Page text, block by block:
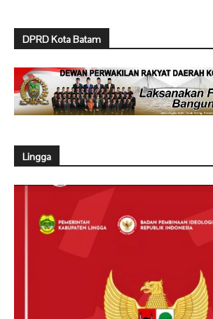
DPRD Kota Batam
Lingga